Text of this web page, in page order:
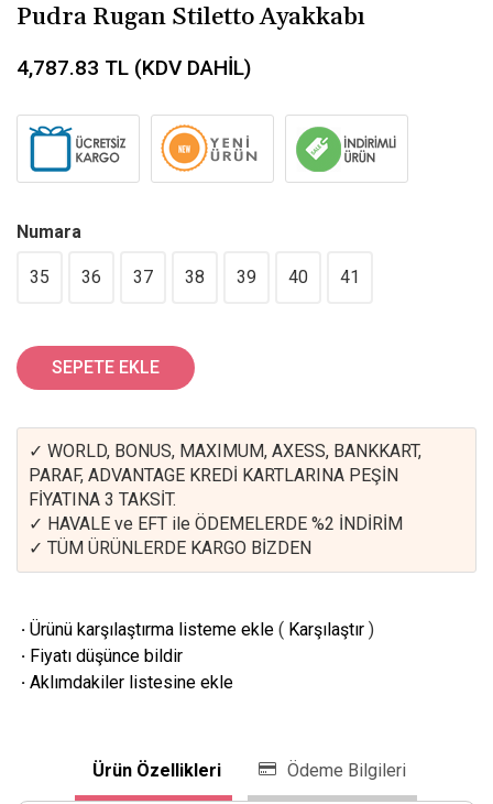
Pudra Rugan Stiletto Ayakkabı
4,787.83 TL (KDV DAHİL)
Numara
35 36 37 38 39 40 41
SEPETE EKLE
✓ WORLD, BONUS, MAXIMUM, AXESS, BANKKART,
PARAF, ADVANTAGE KREDİ KARTLARINA PEŞİN
FİYATINA 3 TAKSİT.
✓ HAVALE ve EFT ile ÖDEMELERDE %2 İNDİRİM
✓ TÜM ÜRÜNLERDE KARGO BİZDEN
· Ürünü karşılaştırma listeme ekle( Karşılaştır)
· Fiyatı düşünce bildir
· Aklımdakiler listesine ekle
Ürün Özellikleri Ödeme Bilgileri